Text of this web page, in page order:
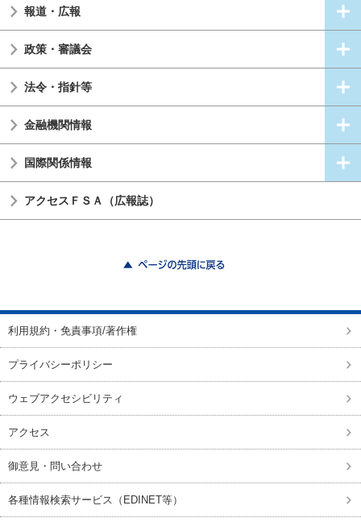
報道・広報
政策・審議会
法令・指針等
金融機関情報
国際関係情報
アクセスＦＳＡ（広報誌）
利用規約・免責事項/著作権
プライバシーポリシー
ウェブアクセシビリティ
アクセス
御意見・問い合わせ
各種情報検索サービス（EDINET等）